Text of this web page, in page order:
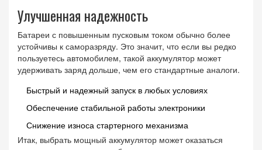
Улучшенная надежность
Батареи с повышенным пусковым током обычно более
устойчивы к саморазряду. Это значит, что если вы редко
пользуетесь автомобилем, такой аккумулятор может
удерживать заряд дольше, чем его стандартные аналоги.
Быстрый и надежный запуск в любых условиях
Обеспечение стабильной работы электроники
Снижение износа стартерного механизма
Итак, выбрать мощный аккумулятор может оказаться